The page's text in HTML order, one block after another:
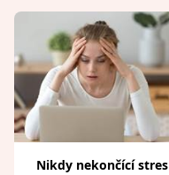
Nikdy nekončící stres